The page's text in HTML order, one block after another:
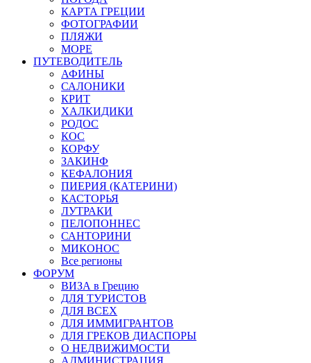
КАРТА ГРЕЦИИ
ФОТОГРАФИИ
ПЛЯЖИ
МОРЕ
ПУТЕВОДИТЕЛЬ
АФИНЫ
САЛОНИКИ
КРИТ
ХАЛКИДИКИ
РОДОС
КОС
КОРФУ
ЗАКИНФ
КЕФАЛОНИЯ
ПИЕРИЯ (КАТЕРИНИ)
КАСТОРЬЯ
ЛУТРАКИ
ПЕЛОПОННЕС
САНТОРИНИ
МИКОНОС
Все регионы
ФОРУМ
ВИЗА в Грецию
ДЛЯ ТУРИСТОВ
ДЛЯ ВСЕХ
ДЛЯ ИММИГРАНТОВ
ДЛЯ ГРЕКОВ ДИАСПОРЫ
О НЕДВИЖИМОСТИ
АДМИНИСТРАЦИЯ